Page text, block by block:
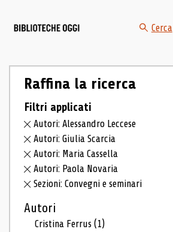
Cerca
Raffina la ricerca
Filtri applicati
Autori: Alessandro Leccese
Autori: Giulia Scarcia
Autori: Maria Cassella
Autori: Paola Novaria
Sezioni: Convegni e seminari
Autori
Cristina Ferrus(1)